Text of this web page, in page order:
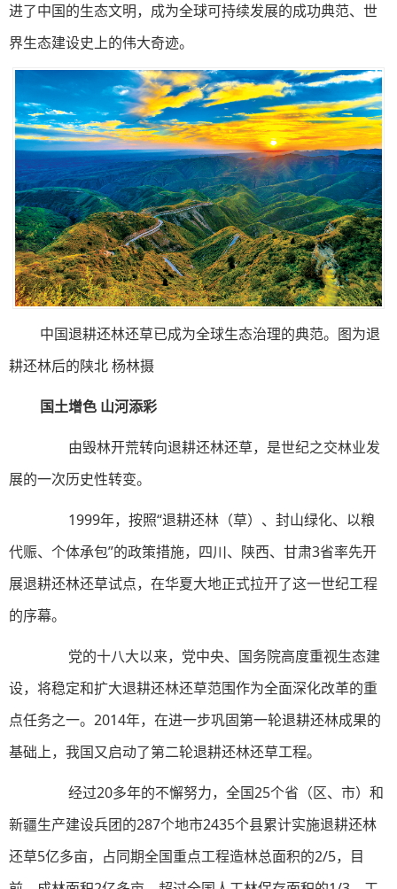
进了中国的生态文明，成为全球可持续发展的成功典范、世
界生态建设史上的伟大奇迹。
中国退耕还林还草已成为全球生态治理的典范。图为退
耕还林后的陕北 杨林摄
国土增色 山河添彩
由毁林开荒转向退耕还林还草，是世纪之交林业发
展的一次历史性转变。
1999年，按照“退耕还林（草）、封山绿化、以粮
代赈、个体承包”的政策措施，四川、陕西、甘肃3省率先开
展退耕还林还草试点，在华夏大地正式拉开了这一世纪工程
的序幕。
党的十八大以来，党中央、国务院高度重视生态建
设，将稳定和扩大退耕还林还草范围作为全面深化改革的重
点任务之一。2014年，在进一步巩固第一轮退耕还林成果的
基础上，我国又启动了第二轮退耕还林还草工程。
经过20多年的不懈努力，全国25个省（区、市）和
新疆生产建设兵团的287个地市2435个县累计实施退耕还林
还草5亿多亩，占同期全国重点工程造林总面积的2/5，目